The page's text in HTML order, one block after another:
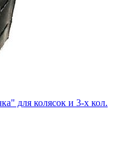
для колясок и 3-х кол.